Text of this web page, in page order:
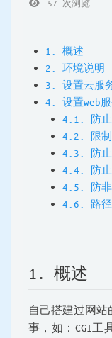
57 次浏览
1. 概述
2. 环境说明
3. 设置云服
4. 设置web
4.1. 防止
4.2. 限制
4.3. 防止
4.4. 防止
4.5. 防非
4.6. 路径
1. 概述
自己搭建过网
事，如：CGI工